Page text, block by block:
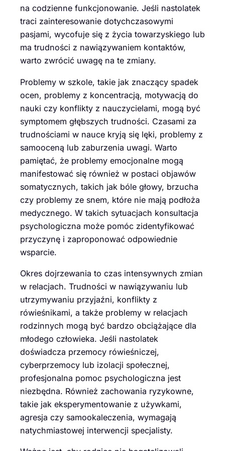
na codzienne funkcjonowanie. Jeśli nastolatek
traci zainteresowanie dotychczasowymi
pasjami, wycofuje się z życia towarzyskiego lub
ma trudności z nawiązywaniem kontaktów,
warto zwrócić uwagę na te zmiany.
Problemy w szkole, takie jak znaczący spadek
ocen, problemy z koncentracją, motywacją do
nauki czy konflikty z nauczycielami, mogą być
symptomem głębszych trudności. Czasami za
trudnościami w nauce kryją się lęki, problemy z
samooceną lub zaburzenia uwagi. Warto
pamiętać, że problemy emocjonalne mogą
manifestować się również w postaci objawów
somatycznych, takich jak bóle głowy, brzucha
czy problemy ze snem, które nie mają podłoża
medycznego. W takich sytuacjach konsultacja
psychologiczna może pomóc zidentyfikować
przyczynę i zaproponować odpowiednie
wsparcie.
Okres dojrzewania to czas intensywnych zmian
w relacjach. Trudności w nawiązywaniu lub
utrzymywaniu przyjaźni, konflikty z
rówieśnikami, a także problemy w relacjach
rodzinnych mogą być bardzo obciążające dla
młodego człowieka. Jeśli nastolatek
doświadcza przemocy rówieśniczej,
cyberprzemocy lub izolacji społecznej,
profesjonalna pomoc psychologiczna jest
niezbędna. Również zachowania ryzykowne,
takie jak eksperymentowanie z używkami,
agresja czy samookaleczenia, wymagają
natychmiastowej interwencji specjalisty.